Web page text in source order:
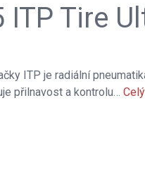
ITP Tire
ITP je radiální
přilnavost a kontrolu…